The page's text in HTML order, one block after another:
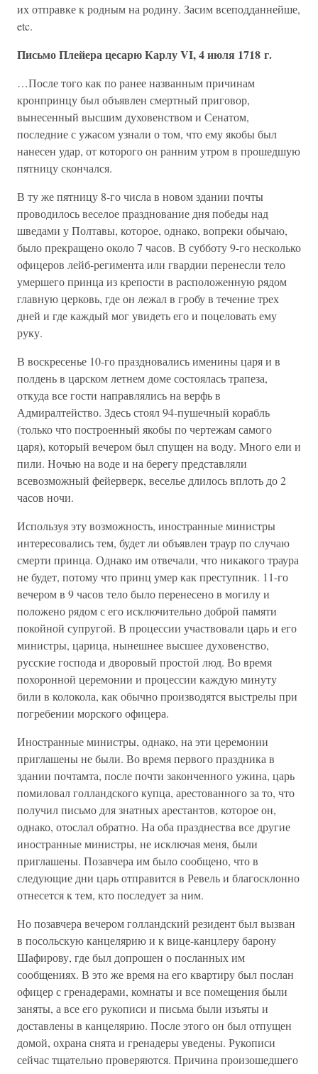
их отправке к родным на родину. Засим всеподданнейше,
etc.
Письмо Плейера цесарю Карлу VI, 4 июля 1718 г.
…После того как по ранее названным причинам
кронпринцу был объявлен смертный приговор,
вынесенный высшим духовенством и Сенатом,
последние с ужасом узнали о том, что ему якобы был
нанесен удар, от которого он ранним утром в прошедшую
пятницу скончался.
В ту же пятницу 8-го числа в новом здании почты
проводилось веселое празднование дня победы над
шведами у Полтавы, которое, однако, вопреки обычаю,
было прекращено около 7 часов. В субботу 9-го несколько
офицеров лейб-регимента или гвардии перенесли тело
умершего принца из крепости в расположенную рядом
главную церковь, где он лежал в гробу в течение трех
дней и где каждый мог увидеть его и поцеловать ему
руку.
В воскресенье 10-го праздновались именины царя и в
полдень в царском летнем доме состоялась трапеза,
откуда все гости направлялись на верфь в
Адмиралтейство. Здесь стоял 94-пушечный корабль
(только что построенный якобы по чертежам самого
царя), который вечером был спущен на воду. Много ели и
пили. Ночью на воде и на берегу представляли
всевозможный фейерверк, веселье длилось вплоть до 2
часов ночи.
Используя эту возможность, иностранные министры
интересовались тем, будет ли объявлен траур по случаю
смерти принца. Однако им отвечали, что никакого траура
не будет, потому что принц умер как преступник. 11-го
вечером в 9 часов тело было перенесено в могилу и
положено рядом с его исключительно доброй памяти
покойной супругой. В процессии участвовали царь и его
министры, царица, нынешнее высшее духовенство,
русские господа и дворовый простой люд. Во время
похоронной церемонии и процессии каждую минуту
били в колокола, как обычно производятся выстрелы при
погребении морского офицера.
Иностранные министры, однако, на эти церемонии
приглашены не были. Во время первого праздника в
здании почтамта, после почти законченного ужина, царь
помиловал голландского купца, арестованного за то, что
получил письмо для знатных арестантов, которое он,
однако, отослал обратно. На оба празднества все другие
иностранные министры, не исключая меня, были
приглашены. Позавчера им было сообщено, что в
следующие дни царь отправится в Ревель и благосклонно
отнесется к тем, кто последует за ним.
Но позавчера вечером голландский резидент был вызван
в посольскую канцелярию и к вице-канцлеру барону
Шафирову, где был допрошен о посланных им
сообщениях. В это же время на его квартиру был послан
офицер с гренадерами, комнаты и все помещения были
заняты, а все его рукописи и письма были изъяты и
доставлены в канцелярию. После этого он был отпущен
домой, охрана снята и гренадеры уведены. Рукописи
сейчас тщательно проверяются. Причина произошедшего